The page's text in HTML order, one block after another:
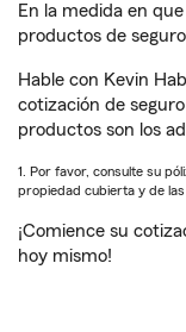
En la medida en
productos de
Hable con Kevin
cotización de
productos son los
1. Por favor, consulte su
propiedad cubierta y de
¡Comience su
hoy mismo!